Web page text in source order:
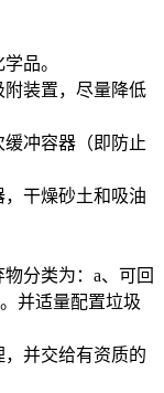
品。
装置，尽量降低
冲容器（即防止
干燥砂土和吸油
分类为：a、可回
并适量配置垃圾
并交给有资质的